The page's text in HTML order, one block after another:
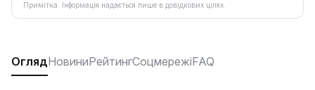
Примітка. Інформація надається лише в довідкових цілях.
ОглядНовиниРейтингСоцмережіFAQ